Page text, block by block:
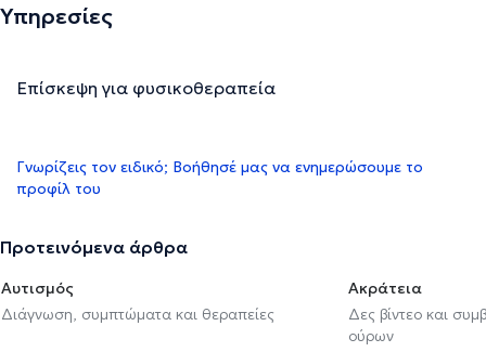
Υπηρεσίες
Επίσκεψη για φυσικοθεραπεία
Γνωρίζεις τον ειδικό; Βοήθησέ μας να ενημερώσουμε το
προφίλ του
Προτεινόμενα άρθρα
Αυτισμός
Διάγνωση, συμπτώματα και θεραπείες
Ακράτεια
Δες βίντεο και
ούρων